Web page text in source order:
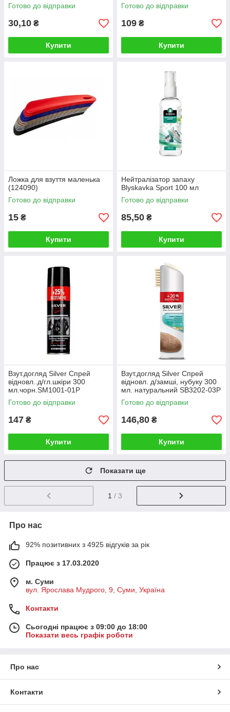
Готово до відправки
30,10 ₴
Купити
Готово до відправки
109 ₴
Купити
Ложка для взуття маленька
(124090)
Готово до відправки
15 ₴
Купити
Нейтралізатор запаху
Blyskavka Sport 100 мл
Готово до відправки
85,50 ₴
Купити
Взут.догляд Silver Спрей
відновл..д/гл.шкіри 300
мл.чорн.SM1001-01Р
Готово до відправки
147 ₴
Купити
Взут.догляд Silver Спрей
відновл. д/замші, нубуку 300
мл. натуральний SB3202-03Р
Готово до відправки
146,80 ₴
Купити
Показати ще
1 / 3
Про нас
92% позитивних з 4925 відгуків за рік
Працює з 17.03.2020
м. Суми
вул. Ярослава Мудрого, 9, Суми, Україна
Контакти
Сьогодні працює з 09:00 до 18:00
Показати весь графік роботи
Про нас
Контакти